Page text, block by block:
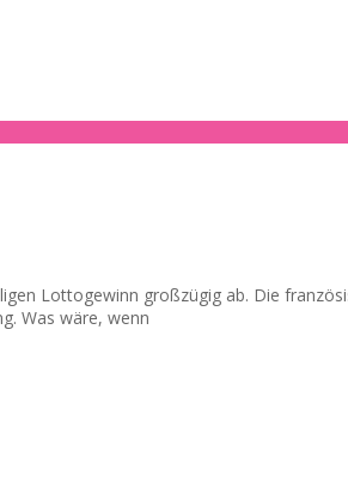
Lottogewinn großzügig ab. Die
Was wäre, wenn